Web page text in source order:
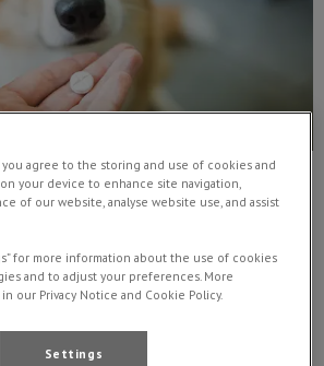
ivm antibiotica voor huisdieren vanaf 1/9
you agree to the storing and use of cookies and
your device to enhance site navigation,
of our website, analyse website use, and assist
for more information about the use of cookies
and to adjust your preferences. More
our Privacy Notice and Cookie Policy.
Settings